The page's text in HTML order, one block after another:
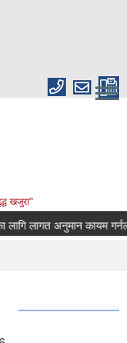
खजुरा"
लागत अनुमान कायम